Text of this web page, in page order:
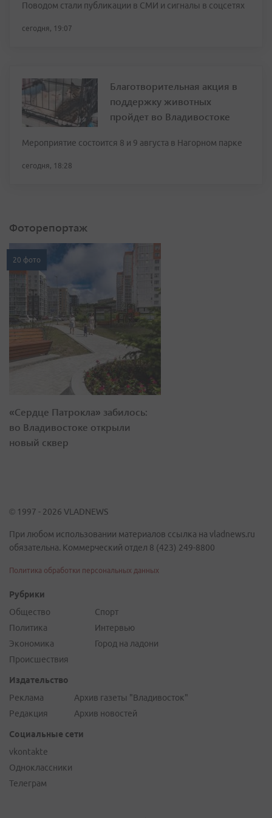
Поводом стали публикации в СМИ и сигналы в соцсетях
сегодня, 19:07
Благотворительная акция в
поддержку животных
пройдет во Владивостоке
Мероприятие состоится 8 и 9 августа в Нагорном парке
сегодня, 18:28
Фоторепортаж
20 фото
«Сердце Патрокла» забилось:
во Владивостоке открыли
новый сквер
© 1997 - 2026 VLADNEWS
При любом использовании материалов ссылка на vladnews.ru
обязательна. Коммерческий отдел 8 (423) 249-8800
Политика обработки персональных данных
Рубрики
Общество
Политика
Экономика
Происшествия
Спорт
Интервью
Город на ладони
Издательство
Реклама
Редакция
Архив газеты "Владивосток"
Архив новостей
Социальные сети
vkontakte
Одноклассники
Телеграм